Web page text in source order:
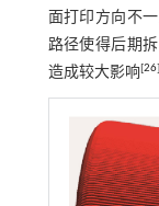
面打印方向不
路径使得后期
造成较大影响 [26]